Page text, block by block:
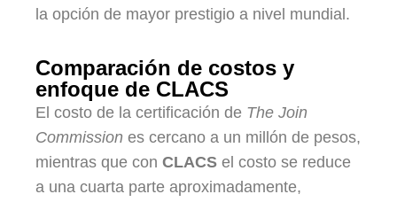
la opción de mayor prestigio a nivel mundial.
Comparación de costos y
enfoque de CLACS
El costo de la certificación de The Join
Commission es cercano a un millón de pesos,
mientras que con CLACS el costo se reduce
a una cuarta parte aproximadamente,